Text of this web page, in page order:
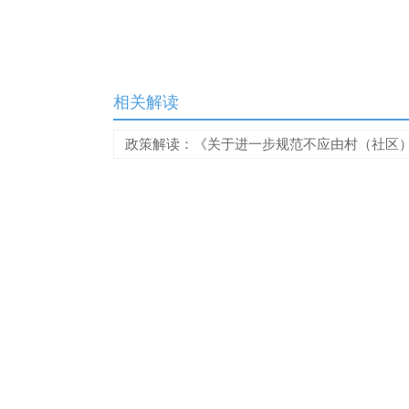
相关解读
政策解读：《关于进一步规范不应由村（社区